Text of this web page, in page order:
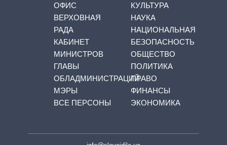
ОФИС
ВЕРХОВНАЯ
РАДА
КАБИНЕТ
МИНИСТРОВ
ГЛАВЫ
ОБЛАДМИНИСТРАЦИЙ
МЭРЫ
ВСЕ ПЕРСОНЫ
КУЛЬТУРА
НАУКА
НАЦИОНАЛЬНАЯ
БЕЗОПАСНОСТЬ
ОБЩЕСТВО
ПОЛИТИКА
ПРАВО
ФИНАНСЫ
ЭКОНОМИКА